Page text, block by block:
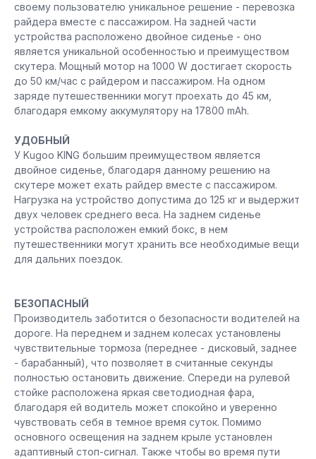
своему пользователю уникальное решение - перевозка
райдера вместе с пассажиром. На задней части
устройства расположено двойное сиденье - оно
является уникальной особенностью и преимуществом
скутера. Мощный мотор на 1000 W достигает скорость
до 50 км/час с райдером и пассажиром. На одном
заряде путешественники могут проехать до 45 км,
благодаря емкому аккумулятору на 17800 mAh.
УДОБНЫЙ
У Kugoo KING большим преимуществом является
двойное сиденье, благодаря данному решению на
скутере может ехать райдер вместе с пассажиром.
Нагрузка на устройство допустима до 125 кг и выдержит
двух человек среднего веса. На заднем сиденье
устройства расположен емкий бокс, в нем
путешественники могут хранить все необходимые вещи
для дальних поездок.
БЕЗОПАСНЫЙ
Производитель заботится о безопасности водителей на
дороге. На переднем и заднем колесах установлены
чувствительные тормоза (переднее - дисковый, заднее
- барабанный), что позволяет в считанные секунды
полностью остановить движение. Спереди на рулевой
стойке расположена яркая светодиодная фара,
благодаря ей водитель может спокойно и уверенно
чувствовать себя в темное время суток. Помимо
основного освещения на заднем крыле установлен
адаптивный стоп-сигнал. Также чтобы во время пути